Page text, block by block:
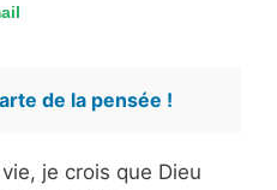
de la pensée !
je crois que Dieu